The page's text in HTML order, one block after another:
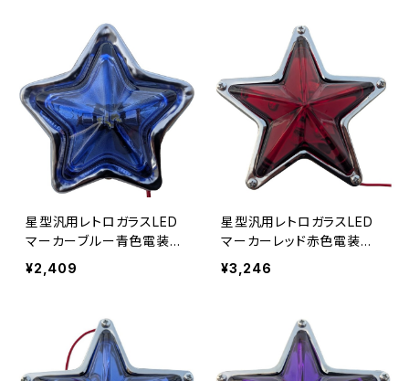
星型汎用レトロガラスLED
マーカーブルー青色電装電
飾装飾直径約92mm奥行約
35ｍｍスターマーカー12
¥2,409
星型汎用レトロガラスLED
マーカーレッド赤色電装電
飾装飾直径約144mm奥行
約45ｍｍスターマーカー1
P-LP013-RD
¥3,246